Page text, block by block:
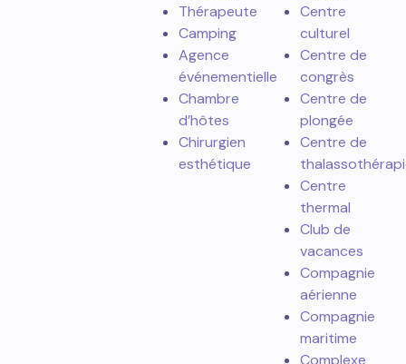
Thérapeute
Camping
Agence
événementielle
Chambre
d’hôtes
Chirurgien
esthétique
Centre
culturel
Centre de
congrès
Centre de
plongée
Centre de
Centre
thermal
Club de
vacances
Compagnie
aérienne
Compagnie
maritime
Complexe